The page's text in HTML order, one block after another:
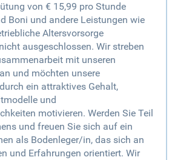
von € 15,99 pro Stunde
Boni und andere Leistungen wie
Altersvorsorge
ausgeschlossen. Wir streben
mit unseren
und möchten unsere
ein attraktives Gehalt,
und
motivieren. Werden Sie Teil
und freuen Sie sich auf ein
als Bodenleger/in, das sich an
und Erfahrungen orientiert. Wir